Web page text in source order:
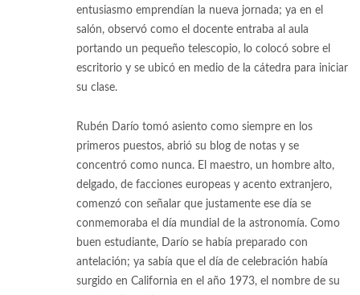
entusiasmo emprendían la nueva jornada; ya en el
salón, observó como el docente entraba al aula
portando un pequeño telescopio, lo colocó sobre el
escritorio y se ubicó en medio de la cátedra para iniciar
su clase.
Rubén Darío tomó asiento como siempre en los
primeros puestos, abrió su blog de notas y se
concentró como nunca. El maestro, un hombre alto,
delgado, de facciones europeas y acento extranjero,
comenzó con señalar que justamente ese día se
conmemoraba el día mundial de la astronomía. Como
buen estudiante, Darío se había preparado con
antelación; ya sabía que el día de celebración había
surgido en California en el año 1973, el nombre de su